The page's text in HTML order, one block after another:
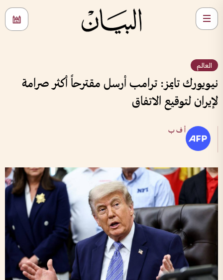
العالم
نيويورك تايمز: ترامب أرسل مقترحاً أكثر صرامة
لإيران لتوقيع الاتفاق
أ ف ب